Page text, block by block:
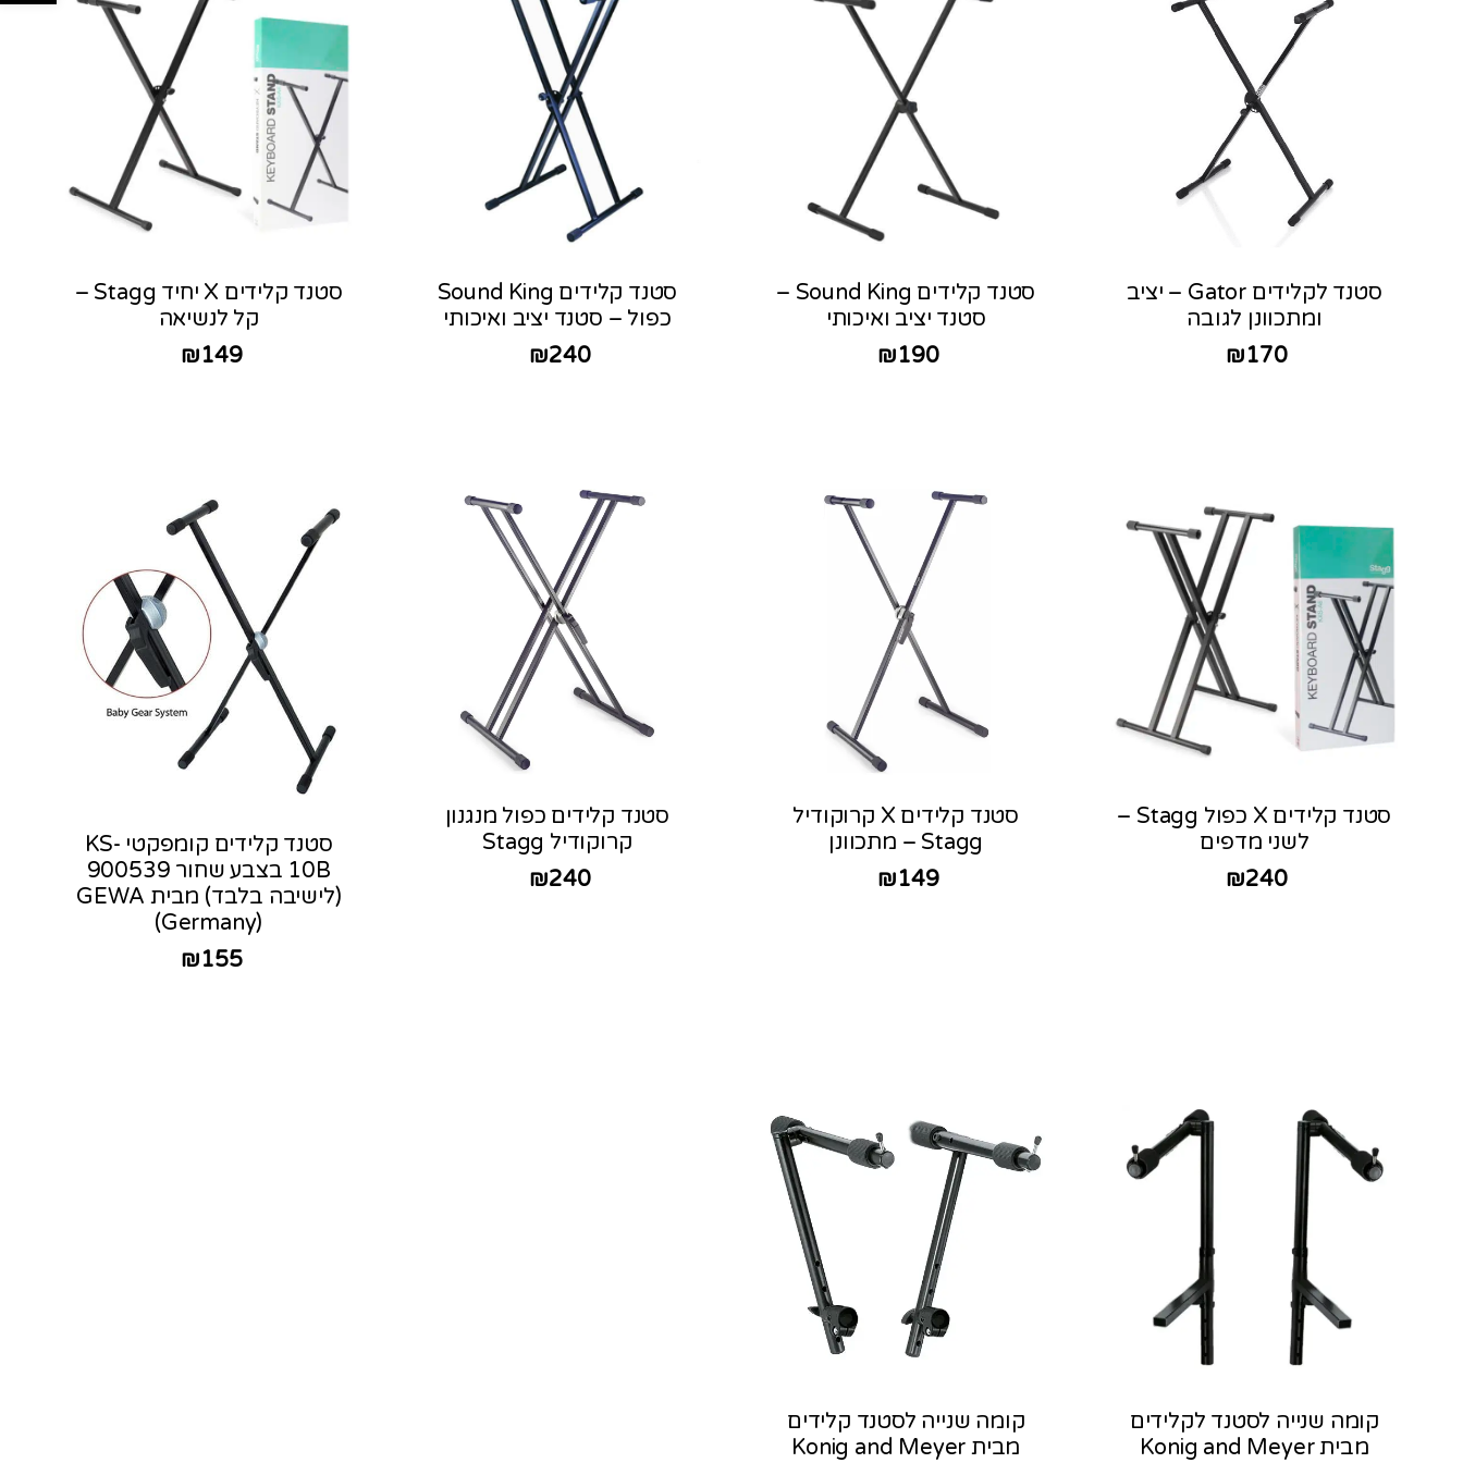
סטנד לקלידים Gator – יציב
ומתכוונן לגובה
₪170
סטנד קלידים Sound King –
סטנד יציב ואיכותי
₪190
סטנד קלידים Sound King
כפול – סטנד יציב ואיכותי
₪240
סטנד קלידים X יחיד Stagg –
קל לנשיאה
₪149
סטנד קלידים X כפול Stagg –
לשני מדפים
₪240
סטנד קלידים X קרוקודיל
Stagg – מתכוונן
₪149
סטנד קלידים כפול מנגנון
קרוקודיל Stagg
₪240
סטנד קלידים קומפקטי KS-
10B בצבע שחור 900539
(לישיבה בלבד) מבית GEWA
(Germany)
₪155
קומה שנייה לסטנד לקלידים
מבית Konig and Meyer
קומה שנייה לסטנד קלידים
מבית Konig and Meyer